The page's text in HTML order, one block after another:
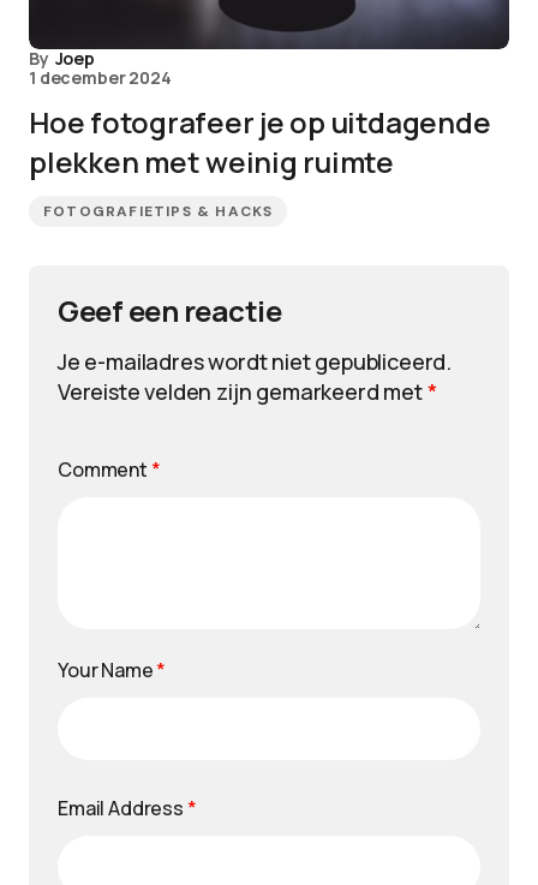
By Joep
1 december 2024
Hoe fotografeer je op uitdagende
plekken met weinig ruimte
FOTOGRAFIETIPS & HACKS
Geef een reactie
Je e-mailadres wordt niet gepubliceerd.
Vereiste velden zijn gemarkeerd met*
Comment *
Your Name*
Email Address *